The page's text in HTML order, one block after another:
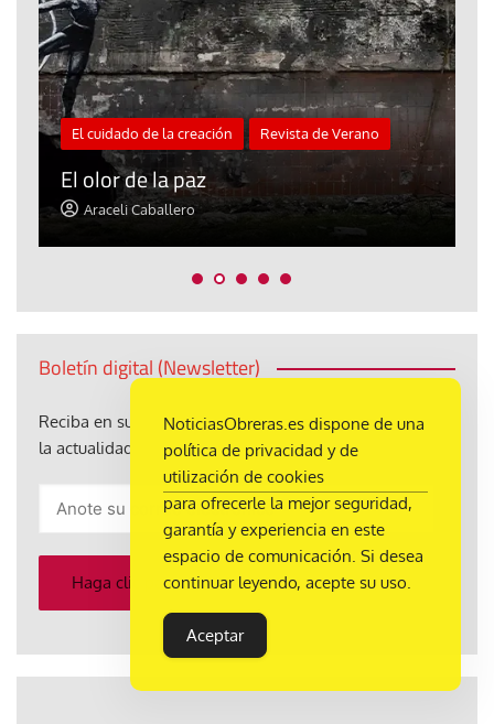
El cuidado de la creación Revista de Verano
El olor de la paz
Araceli Caballero
Boletín digital (Newsletter)
Reciba en su correo electrónico, sin coste alguno, toda
la actualidad de Noticias Obreras
electrónico
Haga clic para enviar
NoticiasObreras.es dispone de una
política de privacidad y de
utilización de cookies
para ofrecerle la mejor seguridad,
garantía y experiencia en este
espacio de comunicación. Si desea
continuar leyendo, acepte su uso.
Aceptar